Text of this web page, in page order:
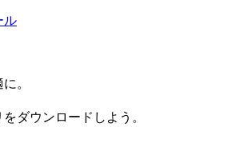
。
ダウンロードしよう。